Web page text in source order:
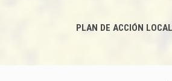
PLAN DE ACCIÓN